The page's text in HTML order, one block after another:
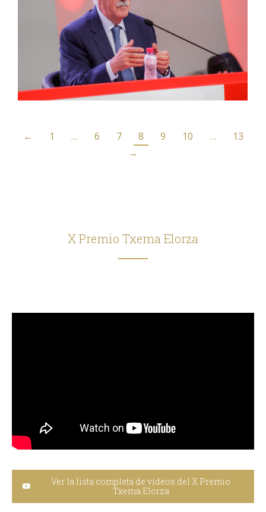
← 1 … 6 7 8 9 10 …
13
→
X Premio Txema Elorza
Ver la lista completa de vídeos del X Premio
Txema Elorza